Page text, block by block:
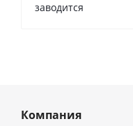
заводится
Компания